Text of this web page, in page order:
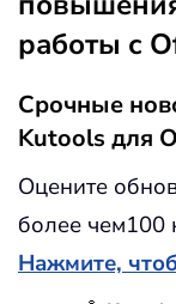
работы с
Срочные
Kutools для
Оцените
более чем100
Нажмите,